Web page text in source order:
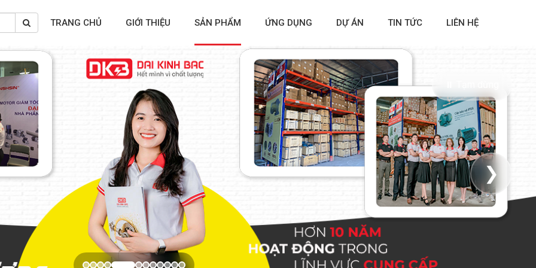
TRANG CHỦ GIỚI THIỆU SẢN PHẨM ỨNG DỤNG DỰ ÁN TIN TỨC LIÊN HỆ
❯